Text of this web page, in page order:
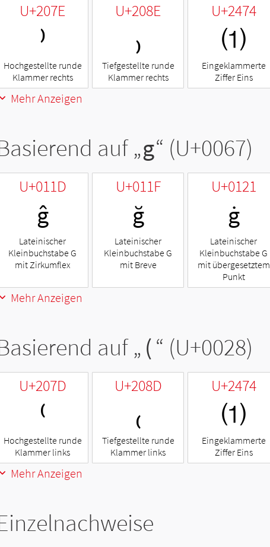
U+207E
⁾
Hochgestellte runde
Klammer rechts
U+208E
₎
Tiefgestellte runde
Klammer rechts
U+2474
⑴
Eingeklammerte
Ziffer Eins
Mehr Anzeigen
auf „g“ (U+0067)
U+011D
ĝ
Lateinischer
Kleinbuchstabe G
mit Zirkumflex
U+011F
ğ
Lateinischer
Kleinbuchstabe G
mit Breve
U+0121
ġ
Lateinischer
Kleinbuchstabe G
mit übergesetztem
Punkt
Mehr Anzeigen
auf „ (“ (U+0028)
U+207D
⁽
Hochgestellte runde
Klammer links
U+208D
₍
Tiefgestellte runde
Klammer links
U+2474
⑴
Eingeklammerte
Ziffer Eins
Mehr Anzeigen